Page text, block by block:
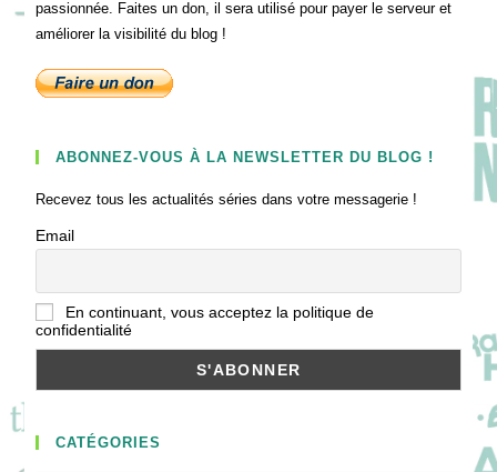
passionnée. Faites un don, il sera utilisé pour payer le serveur et
améliorer la visibilité du blog !
ABONNEZ-VOUS À LA NEWSLETTER DU BLOG !
Recevez tous les actualités séries dans votre messagerie !
Email
En continuant, vous acceptez la politique de
confidentialité
CATÉGORIES